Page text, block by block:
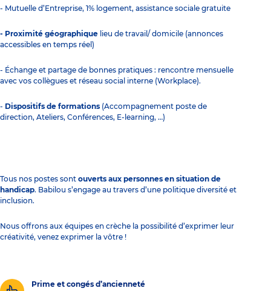
- Mutuelle d’Entreprise, 1% logement, assistance sociale gratuite
- Proximité géographique lieu de travail/ domicile (annonces
accessibles en temps réel)
- Échange et partage de bonnes pratiques : rencontre mensuelle
avec vos collègues et réseau social interne (Workplace).
- Dispositifs de formations (Accompagnement poste de
direction, Ateliers, Conférences, E-learning, …)
Tous nos postes sont ouverts aux personnes en situation de
handicap. Babilou s’engage au travers d’une politique diversité et
inclusion.
Nous offrons aux équipes en crèche la possibilité d’exprimer leur
créativité, venez exprimer la vôtre !
Prime et congés d’ancienneté